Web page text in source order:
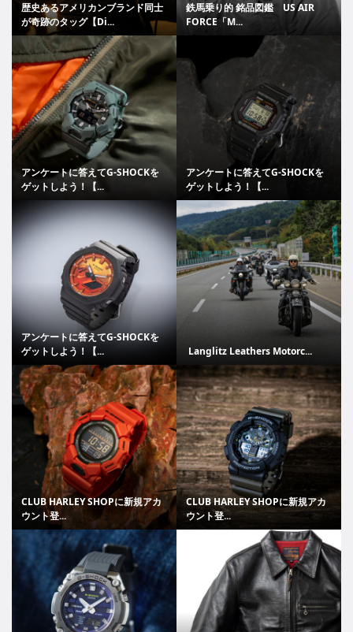
歴史あるアメリカンブランド同士
が奇跡のタッグ【Di...
鉄馬乗り的 銘品図鑑 US AIR
FORCE「M...
アンケートに答えてG-SHOCKを
ゲットしよう！【...
アンケートに答えてG-SHOCKを
ゲットしよう！【...
アンケートに答えてG-SHOCKを
ゲットしよう！【...
Langlitz Leathers Motorc...
CLUB HARLEY SHOPに新規アカ
ウント登...
CLUB HARLEY SHOPに新規アカ
ウント登...